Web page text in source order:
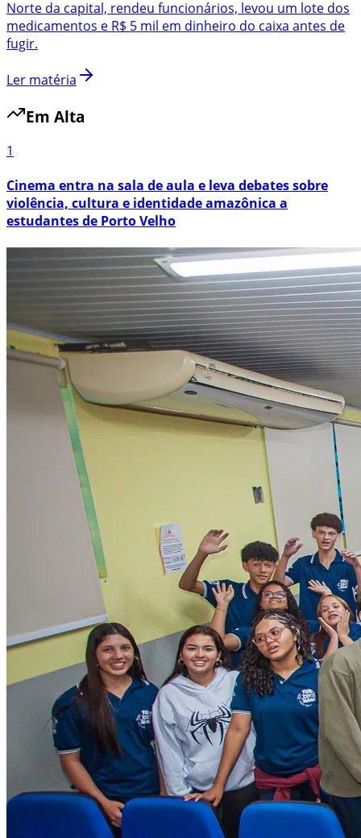
Norte da capital, rendeu funcionários, levou um lote dos
medicamentos e R$ 5 mil em dinheiro do caixa antes de
fugir.
Ler matéria
Em Alta
1
Cinema entra na sala de aula e leva debates sobre
violência, cultura e identidade amazônica a
estudantes de Porto Velho